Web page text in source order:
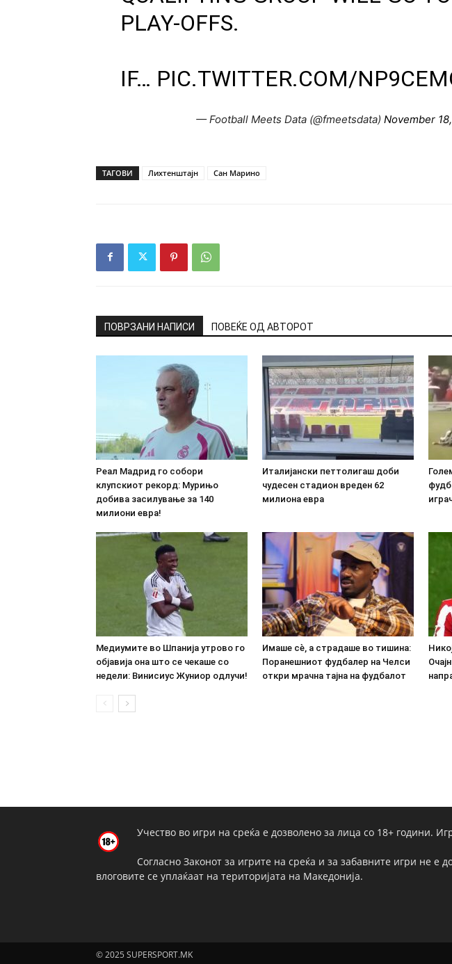
PLAY-OFFS.
IF… PIC.TWITTER.COM/
— Football Meets Data (@fmeetsdata) November
ТАГОВИ Лихтенштајн Сан Марино
ПОВРЗАНИ НАПИСИ ПОВЕЌЕ ОД АВТОРОТ
Реал Мадрид го собори
клупскиот рекорд: Мурињо
добива засилување за 140
милиони евра!
Италијански петтолигаш доби
чудесен стадион вреден 62
милиона евра
Медиумите во Шпанија утрово го
објавија она што се чекаше со
недели: Винисиус Жуниор одлучи!
Имаше сè, а страдаше во тишина:
Поранешниот фудбалер на Челси
откри мрачна тајна на фудбалот
Учество во игри на среќа е дозволено за лица со 18+ години.
Согласно Законот за игрите на среќа и за забавните игри не е
влоговите се уплаќаат на територијата на Македонија.
© 2025 SUPERSPORT.MK